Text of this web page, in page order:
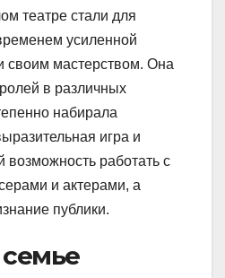
театре стали для
усиленной
своим мастерством. Она
в различных
набирала
игра и
возможность работать с
и актерами, а
публики.